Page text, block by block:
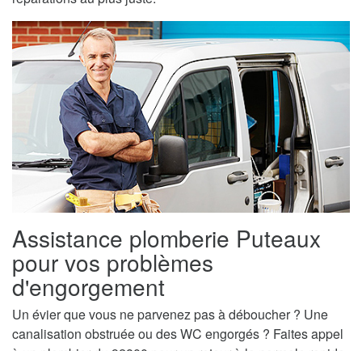
Assistance plomberie Puteaux
pour vos problèmes
d'engorgement
Un évier que vous ne parvenez pas à déboucher ? Une
canalisation obstruée ou des WC engorgés ? Faites appel